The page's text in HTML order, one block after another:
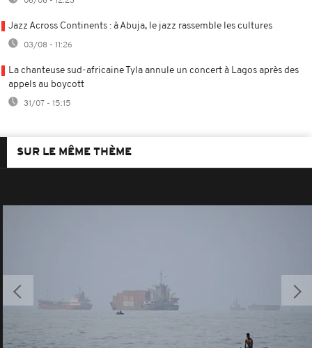
Jazz Across Continents : à Abuja, le jazz rassemble les cultures
03/08 - 11:26
La chanteuse sud-africaine Tyla annule un concert à Lagos après des
appels au boycott
31/07 - 15:15
SUR LE MÊME THÈME